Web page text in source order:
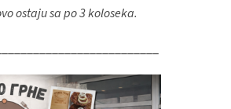
ostaju sa po 3 koloseka.